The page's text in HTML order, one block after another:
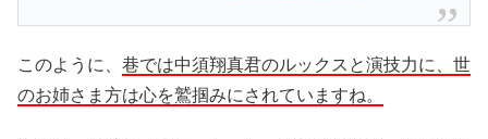
このように、 巷では中須翔真君のルックスと演技力に、世
のお姉さま方は心を鷲掴みにされていますね。